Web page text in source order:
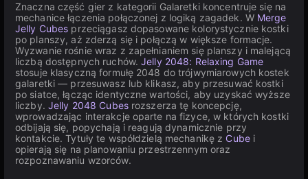
Znaczna część gier z kategorii Galaretki koncentruje się na
mechanice łączenia połączonej z logiką zagadek. W Merge
Jelly Cubes przeciągasz dopasowane kolorystycznie kostki
po planszy, aż zderzą się i połączą w większe formacje.
Wyzwanie rośnie wraz z zapełnianiem się planszy i malejącą
liczbą dostępnych ruchów.Jelly 2048: Relaxing Game
stosuje klasyczną formułę 2048 do trójwymiarowych kostek
galaretki — przesuwasz lub klikasz, aby przesuwać kostki
po siatce, łącząc identyczne wartości, aby uzyskać wyższe
liczby. Jelly 2048 Cubesrozszerza tę koncepcję,
wprowadzając interakcje oparte na fizyce, w których kostki
odbijają się, popychają i reagują dynamicznie przy
kontakcie. Tytuły te współdzielą mechanikę z Cubei
opierają się na planowaniu przestrzennym oraz
rozpoznawaniu wzorców.